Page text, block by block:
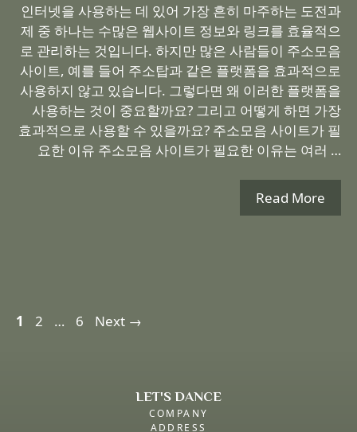
인터넷을 사용하는 데 있어 가장 흔히 마주하는 도전과
제 중 하나는 수많은 웹사이트 정보와 링크를 효율적으
로 관리하는 것입니다. 하지만 많은 사람들이 주소모음
사이트, 예를 들어 주소탑과 같은 플랫폼을 효과적으로
사용하지 않고 있습니다. 그렇다면 왜 이러한 플랫폼을
사용하는 것이 중요할까요? 그리고 어떻게 하면 가장
효과적으로 사용할 수 있을까요? 주소모음 사이트가 필
요한 이유 주소모음 사이트가 필요한 이유는 여러 …
Read More
Page
1 Page
2 … Page
6 Next →
LET'S DANCE
COMPANY
ADDRESS